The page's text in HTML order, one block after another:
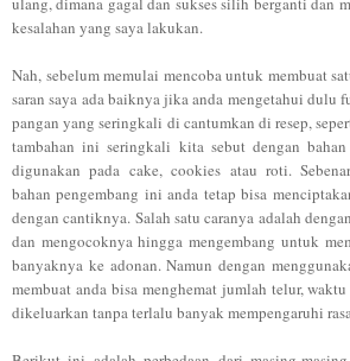
kesalahan yang saya lakukan.
Nah, sebelum memulai mencoba untuk membuat
saran saya ada baiknya jika anda mengetahui dulu
pangan yang seringkali di cantumkan di resep,
tambahan ini seringkali kita sebut dengan
digunakan pada cake, cookies atau roti.
bahan pengembang ini anda tetap bisa
dengan cantiknya. Salah satu caranya adalah
dan mengocoknya hingga mengembang untuk
banyaknya ke adonan. Namun dengan
membuat anda bisa menghemat jumlah telur,
dikeluarkan tanpa terlalu banyak mempengaruhi